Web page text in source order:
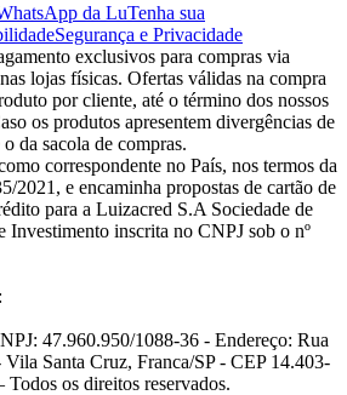
da LuTenha sua
Segurança e Privacidade
exclusivos para compras via
lojas físicas. Ofertas válidas na compra
por cliente, até o término dos nossos
os produtos apresentem divergências de
da sacola de compras.
correspondente no País, nos termos da
2021, e encaminha propostas de cartão de
para a Luizacred S.A Sociedade de
Investimento inscrita no CNPJ sob o nº
47.960.950/1088-36 - Endereço: Rua
Santa Cruz, Franca/SP - CEP 14.403-
os direitos reservados.